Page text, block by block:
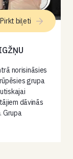
norisināsies
grupa
dāvinās
Grupa
Pirkt biļeti